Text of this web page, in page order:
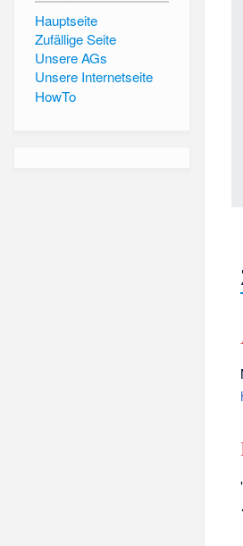
Hauptseite
Zufällige Seite
Unsere AGs
Unsere Internetseite
HowTo